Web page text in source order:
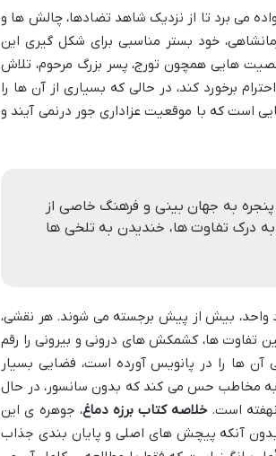
می برد تا از نزدیک شاهد تضادها، چالش ها و
خود بستر مناسبی برای شکل گیری این
هایی همچون تورج، پسر بزرگ مرحوم، تلاش
برخورد کند، در حالی که بسیاری از آن ها را
است که با موقعیت عزاداری جور درنمی آیند و
پنجره به جهان بینی و فرهنگ خاصی از
به درک تفاوت ها، خندیدن به تلخی ها
واحد، بیش از پیش برجسته می شوند. هر نقشی،
ها، کشمکش های درونی و بیرونی را رقم
آن ها را در پانویس آورده است، فضایی بسیار
به مخاطب حس می کند که بدون سانسور، در حال
است. خلاصه کتاب برزه دماغ، جوهره ی این
بدون آنکه پیچش های اصلی و پایان بندی جذاب